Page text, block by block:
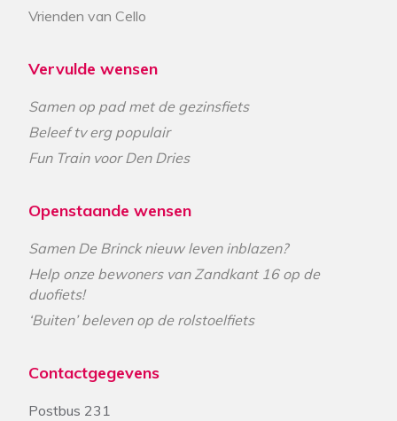
Vrienden van Cello
Vervulde wensen
Samen op pad met de gezinsfiets
Beleef tv erg populair
Fun Train voor Den Dries
Openstaande wensen
Samen De Brinck nieuw leven inblazen?
Help onze bewoners van Zandkant 16 op de
duofiets!
‘Buiten’ beleven op de rolstoelfiets
Contactgegevens
Postbus 231